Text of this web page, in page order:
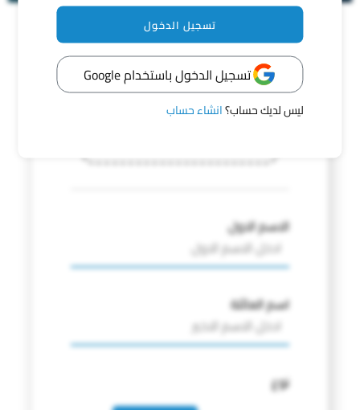
تسجيل الدخول
تسجيل الدخول باستخدام Google
ليس لديك حساب؟انشاء حساب
تصفيه من 3402 الحالات
يمكنك البحث عن مفقود بصوره
الاسم الاول
اسم العائلة
نوع